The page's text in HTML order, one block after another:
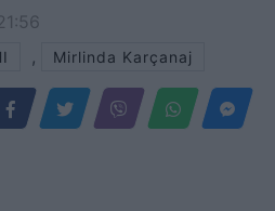
, Mirlinda Karçanaj